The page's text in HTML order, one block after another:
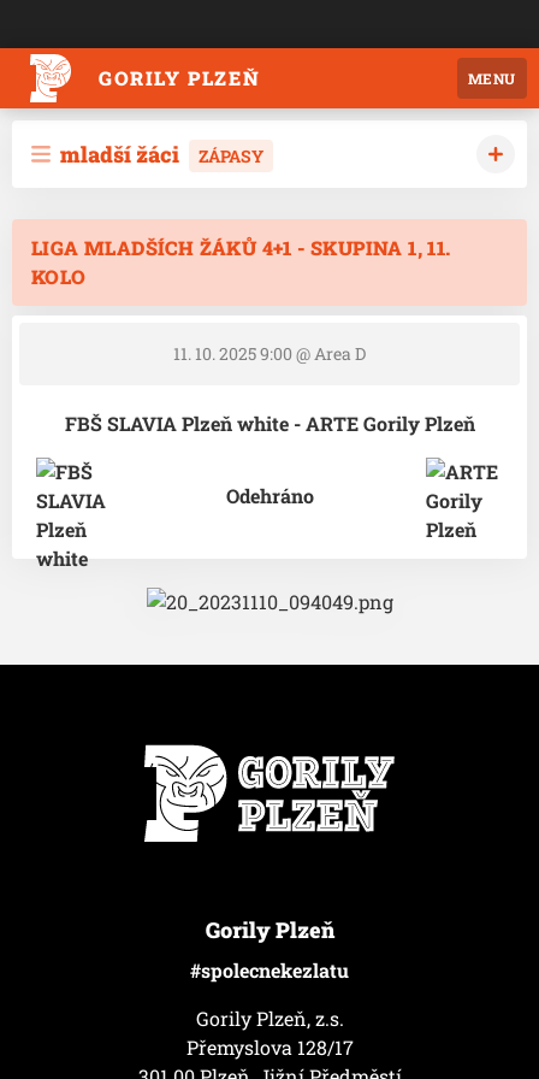
GORILY PLZEŇ MENU
mladší žáci ZÁPASY
LIGA MLADŠÍCH ŽÁKŮ 4+1 - SKUPINA 1, 11.
KOLO
11. 10. 2025 9:00 @ Area D
FBŠ SLAVIA Plzeň white - ARTE Gorily Plzeň
Odehráno
Gorily Plzeň
#spolecnekezlatu
Gorily Plzeň, z.s.
Přemyslova 128/17